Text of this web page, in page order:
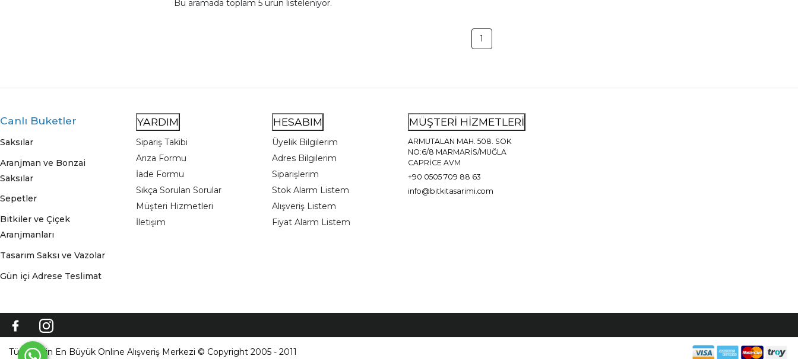
Bu aramada toplam 5 ürün listeleniyor.
1
Canlı Buketler
Saksılar
Aranjman ve Bonzai
Saksılar
Sepetler
Bitkiler ve Çiçek
Aranjmanları
Tasarım Saksı ve Vazolar
Gün içi Adrese Teslimat
YARDIM
Sipariş Takibi
Arıza Formu
İade Formu
Sıkça Sorulan Sorular
Müşteri Hizmetleri
İletişim
HESABIM
Üyelik Bilgilerim
Adres Bilgilerim
Siparişlerim
Stok Alarm Listem
Alışveriş Listem
Fiyat Alarm Listem
MÜŞTERİ HİZMETLERİ
ARMUTALAN MAH. 508. SOK
NO:6/8 MARMARİS/MUĞLA
CAPRİCE AVM
+90 0505 709 88 63
info@bitkitasarimi.com
Türkiye'nin En Büyük Online Alışveriş Merkezi © Copyright 2005 - 2011